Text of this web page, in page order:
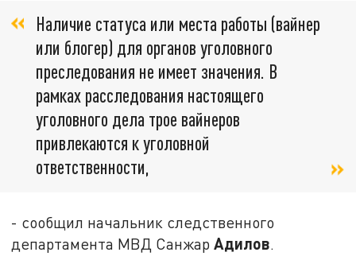
Наличие статуса или места работы (вайнер
или блогер) для органов уголовного
преследования не имеет значения. В
рамках расследования настоящего
уголовного дела трое вайнеров
привлекаются к уголовной
ответственности,
- сообщил начальник следственного
департамента МВД СанжарАдилов.